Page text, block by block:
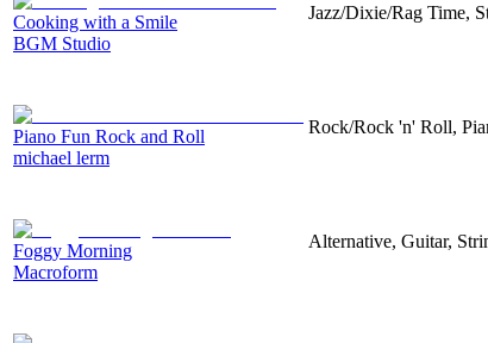
Cooking with a Smile
BGM Studio
Jazz/Dixie/Rag Time,
Piano Fun Rock and Roll
michael lerm
Rock/Rock 'n' Roll,
Foggy Morning
Macroform
Alternative, Guitar,